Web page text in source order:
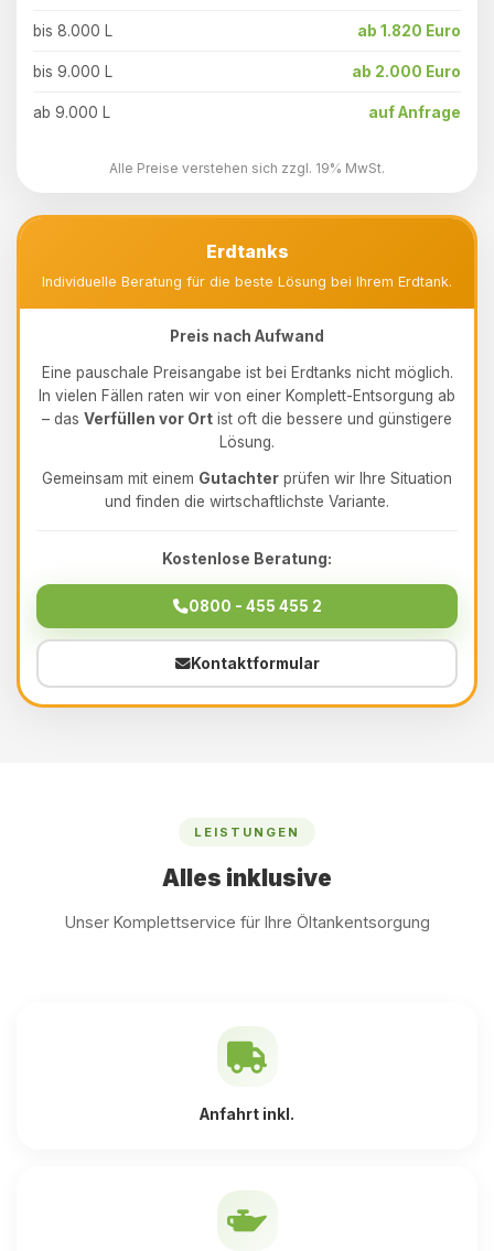
bis 8.000 L ab 1.820 Euro
bis 9.000 L ab 2.000 Euro
ab 9.000 L auf Anfrage
Alle Preise verstehen sich zzgl. 19% MwSt.
Erdtanks
Individuelle Beratung für die beste Lösung bei Ihrem Erdtank.
Preis nach Aufwand
Eine pauschale Preisangabe ist bei Erdtanks nicht möglich.
In vielen Fällen raten wir von einer Komplett-Entsorgung ab
– das Verfüllen vor Ort ist oft die bessere und günstigere
Lösung.
Gemeinsam mit einem Gutachter prüfen wir Ihre Situation
und finden die wirtschaftlichste Variante.
Kostenlose Beratung:
0800 - 455 455 2
Kontaktformular
LEISTUNGEN
Alles inklusive
Unser Komplettservice für Ihre Öltankentsorgung
Anfahrt inkl.